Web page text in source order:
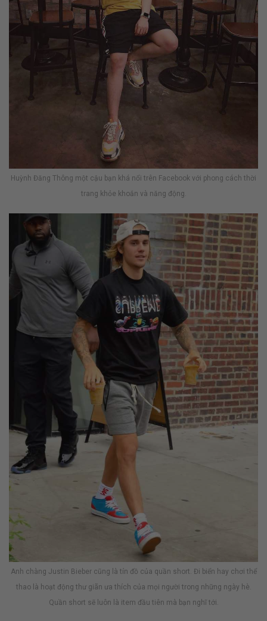
Huỳnh Đăng Thông một cậu bạn khá nổi trên Facebook với phong cách thời
trang khỏe khoắn và năng động.
Anh chàng Justin Bieber cũng là tín đồ của quần short. Đi biển hay chơi thể
thao là hoạt động thư giãn ưa thích của mọi người trong những ngày hè.
Quần short sẽ luôn là item đầu tiên mà bạn nghĩ tới.